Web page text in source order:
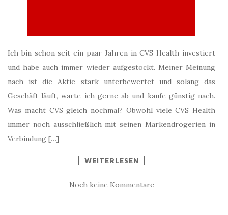
Ich bin schon seit ein paar Jahren in CVS Health investiert
und habe auch immer wieder aufgestockt. Meiner Meinung
nach ist die Aktie stark unterbewertet und solang das
Geschäft läuft, warte ich gerne ab und kaufe günstig nach.
Was macht CVS gleich nochmal? Obwohl viele CVS Health
immer noch ausschließlich mit seinen Markendrogerien in
Verbindung […]
WEITERLESEN
Noch keine Kommentare